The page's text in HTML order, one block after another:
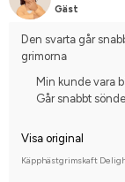
Gäst
Den svarta går
grimorna
Min kunde vara
Går snabbt
Visa original
Käpphästgrimskaft